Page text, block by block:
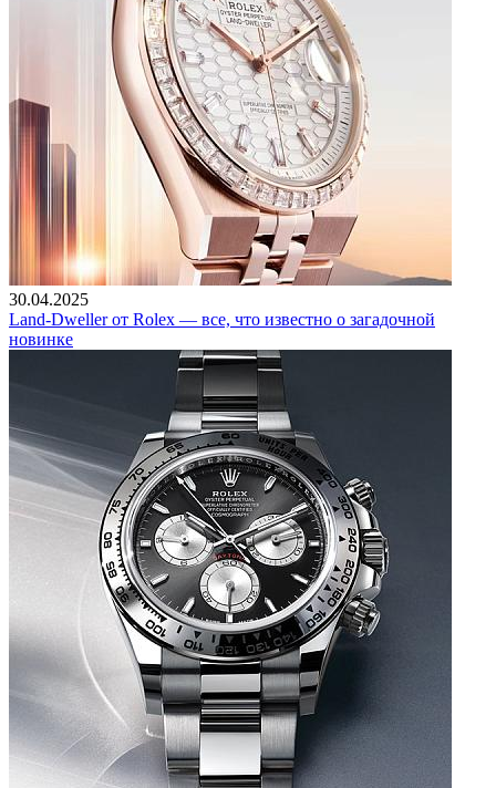
30.04.2025
Land-Dweller от Rolex — все, что известно о загадочной
новинке